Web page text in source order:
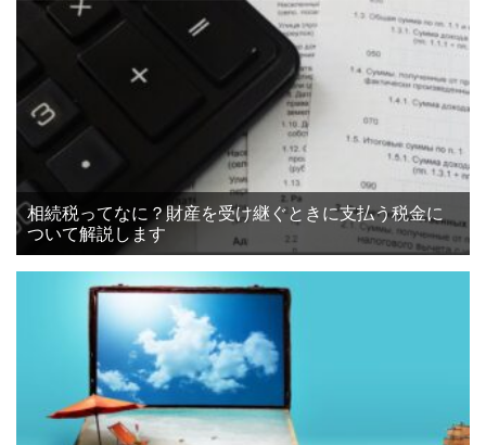
相続税ってなに？財産を受け継ぐときに支払う税金に
ついて解説します